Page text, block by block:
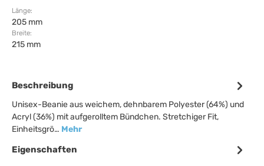
Länge:
205 mm
Breite:
215 mm
Beschreibung
Unisex-Beanie aus weichem, dehnbarem Polyester (64%) und
Acryl (36%) mit aufgerolltem Bündchen. Stretchiger Fit,
Einheitsgrö… Mehr
Eigenschaften